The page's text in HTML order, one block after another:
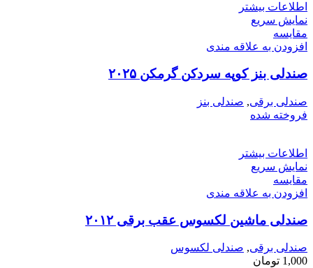
اطلاعات بیشتر
نمایش سریع
مقايسه
افزودن به علاقه مندی
صندلی بنز کوپه سردکن گرمکن ۲۰۲۵
صندلی برقی, صندلی بنز
فروخته شده
اطلاعات بیشتر
نمایش سریع
مقايسه
افزودن به علاقه مندی
صندلی ماشین لکسوس عقب برقی ۲۰۱۲
صندلی برقی, صندلی لکسوس
1,000 تومان